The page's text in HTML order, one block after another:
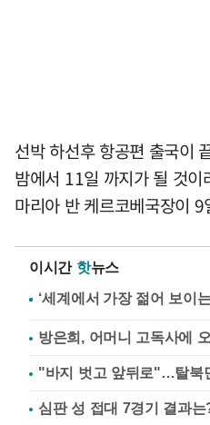
선박 하선후 항공편 출국이
밤에서 11일 까지가 될 것
마리아 반 케르코베국장이
이시간 핫뉴스
방은희, 어머니 고독사에
"바지 벗고 앞뒤로"…탈북
심판 성 접대 7경기 결과